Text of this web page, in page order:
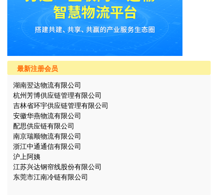
最新注册会员
湖南翌达物流有限公司
杭州芳博供应链管理有限公司
吉林省环宇供应链管理有限公司
安徽华燕物流有限公司
配思供应链有限公司
南京瑞顺物流有限公司
浙江中通通信有限公司
沪上阿姨
江苏兴达钢帘线股份有限公司
东莞市江南冷链有限公司